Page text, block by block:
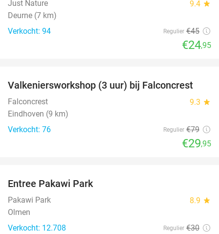
Just Nature 9.4 star
Deurne (7 km)
Verkocht: 94
Regulier €45
€24,95
62%
Valkeniersworkshop (3 uur) bij Falconcrest
Falconcrest 9.3 star
Eindhoven (9 km)
Verkocht: 76
Regulier €79
€29,95
Entree Pakawi Park
Pakawi Park 8.9 star
Olmen
Verkocht: 12.708
Regulier €30